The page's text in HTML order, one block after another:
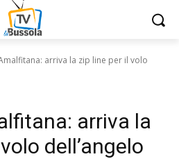
arriva la zip line per il volo
arriva la
dell’angelo